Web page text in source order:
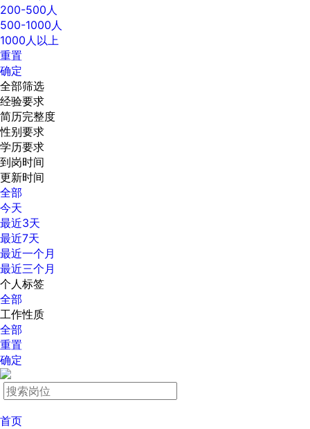
200-500人
500-1000人
1000人以上
重置
确定
全部筛选
经验要求
简历完整度
性别要求
学历要求
到岗时间
更新时间
全部
今天
最近3天
最近7天
最近一个月
最近三个月
个人标签
全部
工作性质
全部
重置
确定
首页